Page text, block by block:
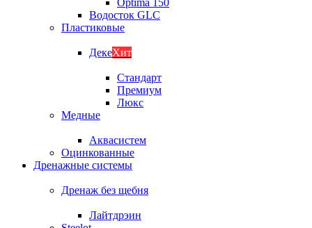
Optima 150
Водосток GLC
Пластиковые
ДекеХит
Стандарт
Премиум
Люкс
Медные
Аквасистем
Оцинкованные
Дренажные системы
Дренаж без щебня
Лайтдрэин